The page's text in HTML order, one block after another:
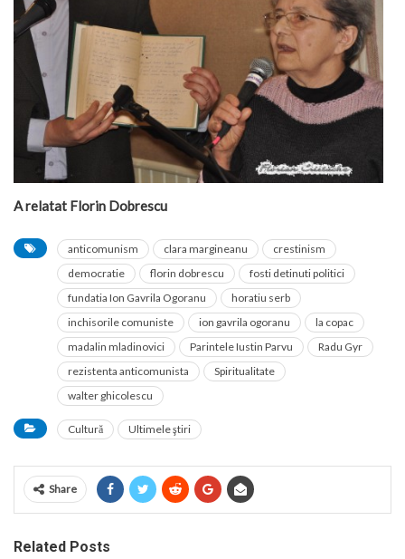
A relatat Florin Dobrescu
anticomunism clara margineanu
crestinism
democratie
florin dobrescu
fosti detinuti politici
fundatia Ion Gavrila Ogoranu
horatiu serb
inchisorile comuniste
ion gavrila ogoranu
la copac
madalin mladinovici
Parintele Iustin Parvu
Radu Gyr
rezistenta anticomunista
Spiritualitate
walter ghicolescu
Cultură Ultimele ştiri
Share
Related Posts